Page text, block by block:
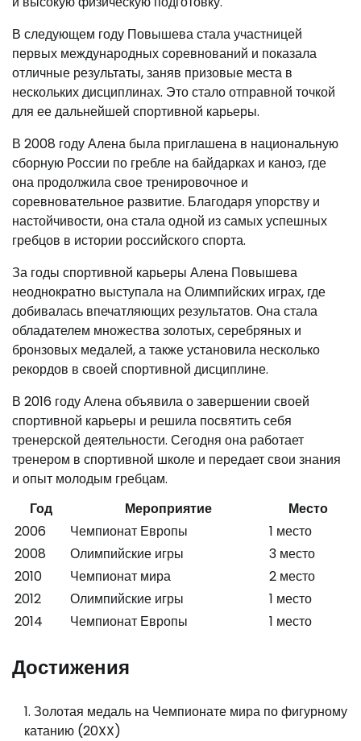
В следующем году Повышева стала участницей
первых международных соревнований и показала
отличные результаты, заняв призовые места в
нескольких дисциплинах. Это стало отправной точкой
для ее дальнейшей спортивной карьеры.
В 2008 году Алена была приглашена в национальную
сборную России по гребле на байдарках и каноэ, где
она продолжила свое тренировочное и
соревновательное развитие. Благодаря упорству и
настойчивости, она стала одной из самых успешных
гребцов в истории российского спорта.
За годы спортивной карьеры Алена Повышева
неоднократно выступала на Олимпийских играх, где
добивалась впечатляющих результатов. Она стала
обладателем множества золотых, серебряных и
бронзовых медалей, а также установила несколько
рекордов в своей спортивной дисциплине.
В 2016 году Алена объявила о завершении своей
спортивной карьеры и решила посвятить себя
тренерской деятельности. Сегодня она работает
тренером в спортивной школе и передает свои знания
и опыт молодым гребцам.
Год
Мероприятие
Место
2006
Чемпионат Европы
1 место
2008
Олимпийские игры
3 место
2010
Чемпионат мира
2 место
2012
Олимпийские игры
1 место
2014
Чемпионат Европы 1 место
Достижения
Золотая медаль на Чемпионате мира по фигурному
катанию (20XX)